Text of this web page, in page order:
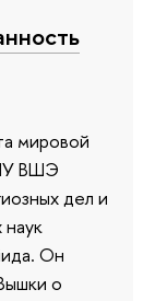
мировой
ВШЭ
дел и
Он
о